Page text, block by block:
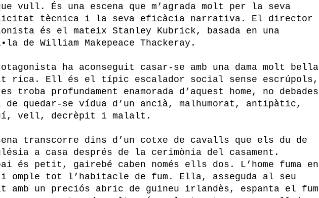
vull. És una escena que m’agrada molt per la seva
tècnica i la seva eficàcia narrativa. El director
és el mateix Stanley Kubrick, basada en una
de William Makepeace Thackeray.
ha aconseguit casar-se amb una dama molt bella
rica. Ell és el típic escalador social sense escrúpols,
troba profundament enamorada d’aquest home, no debades
de quedar-se vídua d’un ancià, malhumorat, antipàtic,
vell, decrèpit i malalt.
transcorre dins d’un cotxe de cavalls que els du de
a casa després de la cerimònia del casament.
és petit, gairebé caben només ells dos. L’home fuma en
omple tot l’habitacle de fum. Ella, asseguda al seu
amb un preciós abric de guineu irlandès, espanta el fum